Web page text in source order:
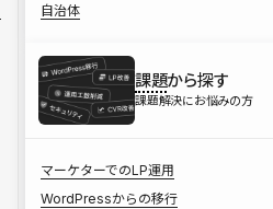
自治体
課題から探す
課題解決にお悩みの方
マーケターでのLP運用
WordPressからの移行